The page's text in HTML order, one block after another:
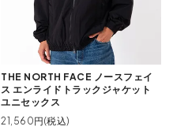
THE NORTH FACE ノースフェイ
ス エンライドトラックジャケット
ユニセックス
21,560円(税込)